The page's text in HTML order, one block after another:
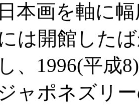
本画を軸に
は開館した
、1996(平成
ポネズリー